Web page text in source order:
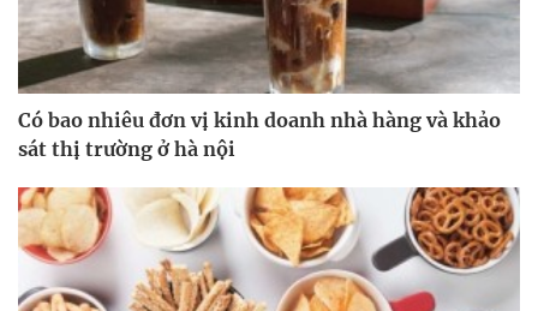
Có bao nhiêu đơn vị kinh doanh nhà hàng và khảo
sát thị trường ở hà nội